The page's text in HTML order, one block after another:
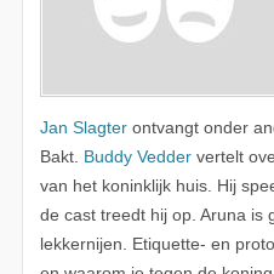
Jan Slagter ontvangt onder
Bakt. Buddy Vedder vertelt
van het koninklijk huis. Hij
de cast treedt hij op. Aruna is
lekkernijen. Etiquette- en